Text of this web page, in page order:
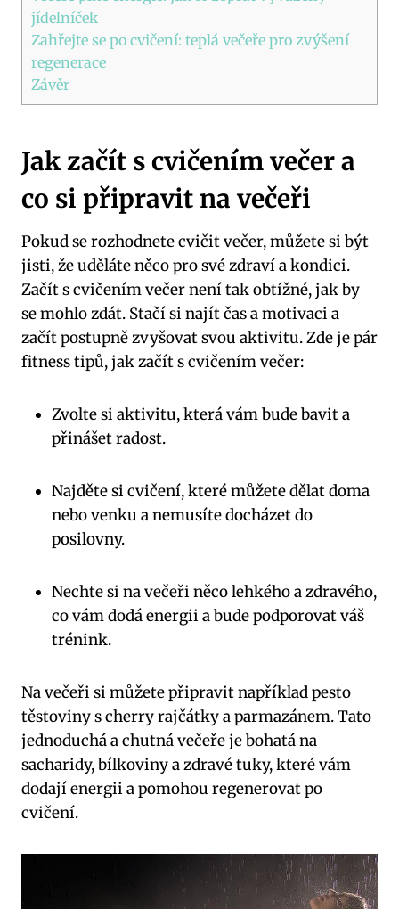
jídelníček
Zahřejte se po cvičení: teplá večeře pro zvýšení
regenerace
Závěr
Jak začít s cvičením večer a
co si připravit na večeři
Pokud se rozhodnete cvičit večer, můžete si být
jisti, že uděláte něco pro své zdraví a kondici.
Začít s cvičením večer není tak obtížné, jak by
se mohlo zdát. Stačí si najít čas a motivaci a
začít postupně zvyšovat svou aktivitu. Zde je pár
fitness tipů, jak začít s cvičením večer:
Zvolte si aktivitu, která vám bude bavit a
přinášet radost.
Najděte si cvičení, které můžete dělat doma
nebo venku a nemusíte docházet do
posilovny.
Nechte si na večeři něco lehkého a zdravého,
co vám dodá energii a bude podporovat váš
trénink.
Na večeři si můžete připravit například pesto
těstoviny s cherry rajčátky a parmazánem. Tato
jednoduchá a chutná večeře je bohatá na
sacharidy, bílkoviny a zdravé tuky, které vám
dodají energii a pomohou regenerovat po
cvičení.